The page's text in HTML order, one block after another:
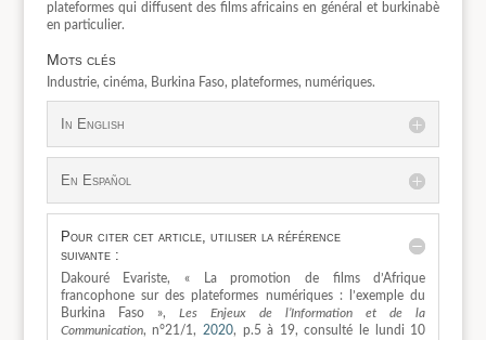
plateformes qui diffusent des films africains en général et burkinabè
en particulier.
Mots clés
Industrie, cinéma, Burkina Faso, plateformes, numériques.
In English
En Español
Pour citer cet article, utiliser la référence
suivante :
Dakouré Evariste, « La promotion de films d’Afrique
francophone sur des plateformes numériques : l’exemple du
Burkina Faso », Les Enjeux de l’Information et de la
Communication, n°21/1, 2020, p.5 à 19, consulté le lundi 10